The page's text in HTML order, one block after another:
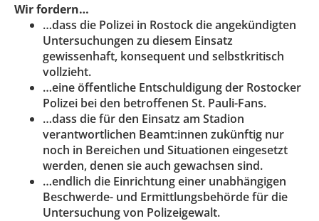
Wir fordern…
…dass die Polizei in Rostock die angekündigten
Untersuchungen zu diesem Einsatz
gewissenhaft, konsequent und selbstkritisch
vollzieht.
…eine öffentliche Entschuldigung der Rostocker
Polizei bei den betroffenen St. Pauli-Fans.
…dass die für den Einsatz am Stadion
verantwortlichen Beamt:innen zukünftig nur
noch in Bereichen und Situationen eingesetzt
werden, denen sie auch gewachsen sind.
…endlich die Einrichtung einer unabhängigen
Beschwerde- und Ermittlungsbehörde für die
Untersuchung von Polizeigewalt.